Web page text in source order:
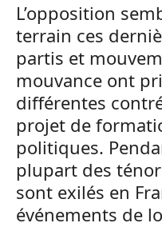
L’opposition
terrain ces
partis et
mouvance ont
différentes
projet de
politiques.
plupart des
sont exilés en
événements de